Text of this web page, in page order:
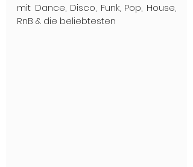
mit Dance, Disco, Funk, Pop, House,
RnB & die beliebtesten